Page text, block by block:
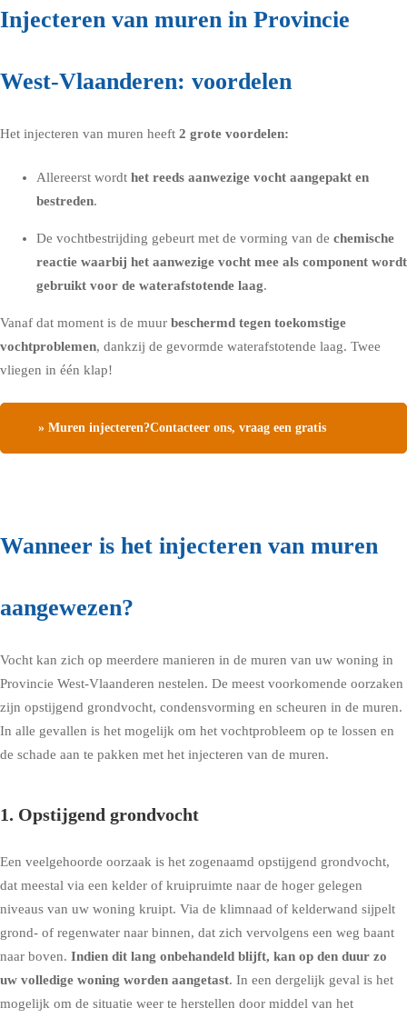
Injecteren van muren in Provincie
West-Vlaanderen: voordelen
Het injecteren van muren heeft 2 grote voordelen:
Allereerst wordt het reeds aanwezige vocht aangepakt en
bestreden.
De vochtbestrijding gebeurt met de vorming van de chemische
reactie waarbij het aanwezige vocht mee als component wordt
gebruikt voor de waterafstotende laag.
Vanaf dat moment is de muur beschermd tegen toekomstige
vochtproblemen, dankzij de gevormde waterafstotende laag. Twee
vliegen in één klap!
» Muren injecteren?Contacteer ons, vraag een gratis
Wanneer is het injecteren van muren
aangewezen?
Vocht kan zich op meerdere manieren in de muren van uw woning in
Provincie West-Vlaanderen nestelen. De meest voorkomende oorzaken
zijn opstijgend grondvocht, condensvorming en scheuren in de muren.
In alle gevallen is het mogelijk om het vochtprobleem op te lossen en
de schade aan te pakken met het injecteren van de muren.
1. Opstijgend grondvocht
Een veelgehoorde oorzaak is het zogenaamd opstijgend grondvocht,
dat meestal via een kelder of kruipruimte naar de hoger gelegen
niveaus van uw woning kruipt. Via de klimnaad of kelderwand sijpelt
grond- of regenwater naar binnen, dat zich vervolgens een weg baant
naar boven. Indien dit lang onbehandeld blijft, kan op den duur zo
uw volledige woning worden aangetast. In een dergelijk geval is het
mogelijk om de situatie weer te herstellen door middel van het